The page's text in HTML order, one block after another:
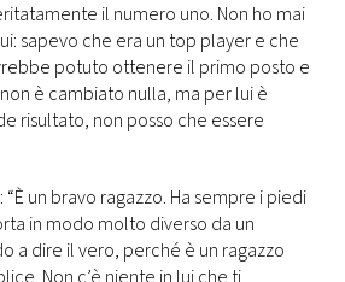
il numero uno. Non ho mai
sapevo che era un top player e che
potuto ottenere il primo posto e
è cambiato nulla, ma per lui è
risultato, non posso che essere
un bravo ragazzo. Ha sempre i piedi
in modo molto diverso da un
a dire il vero, perché è un ragazzo